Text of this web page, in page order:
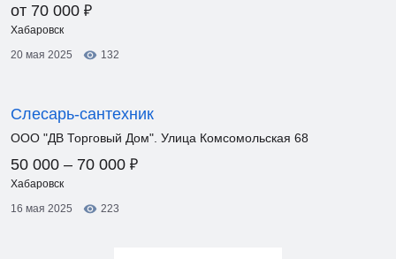
от 70 000 ₽
Хабаровск
20 мая 2025
132
Слесарь-сантехник
ООО "ДВ Торговый Дом". Улица Комсомольская 68
50 000 – 70 000 ₽
Хабаровск
16 мая 2025
223